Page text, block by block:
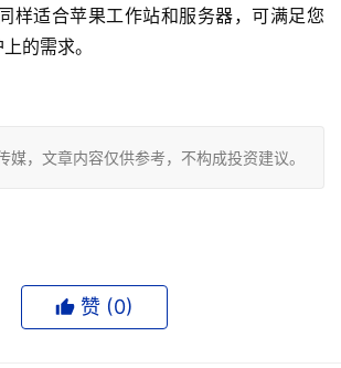
样适合苹果工作站和服务器，可满足您
的需求。
媒，文章内容仅供参考，不构成投资建议。
赞 (0)